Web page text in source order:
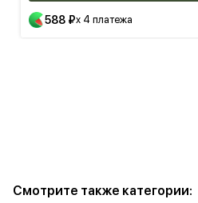
588 ₽x 4 платежа
Смотрите также категории: